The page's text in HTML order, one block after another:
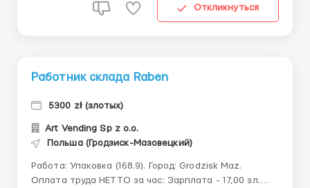
Работники нужны с размером одежды L. Нужны
кандидаты с визой 6 месяцев, н...
Откликнуться
Работник склада Raben
5300 zł (злотых)
Art Vending Sp z o.o.
Польша (Гродзиск-Мазовецкий)
Работа: Упаковка (168.9). Город: Grodzisk Maz.
Оплата труда НЕТТО за час: Зарплата - 17,00 зл.